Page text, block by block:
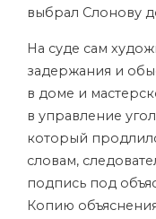
выбрал Слонову
На суде сам
задержания и
в доме и
в управление
который
словам,
подпись под
Копию